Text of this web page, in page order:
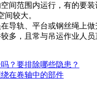
间范围内运行，有的要
间较大。
导轨、平台或钢丝绳上
多，且常与吊运作业人
？要排除哪些隐患？
在卷轴中的部件